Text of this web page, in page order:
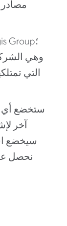
وهي
التي
ستخضع أي
آخر
سيخضع
نحصل